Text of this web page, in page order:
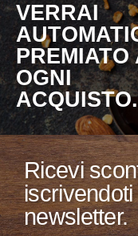
VERRAI
PREMIATO
OGNI
ACQUISTO.
Ricevi
newsletter.